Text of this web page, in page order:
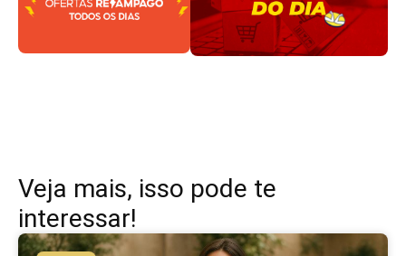
Veja mais, isso pode te
interessar!